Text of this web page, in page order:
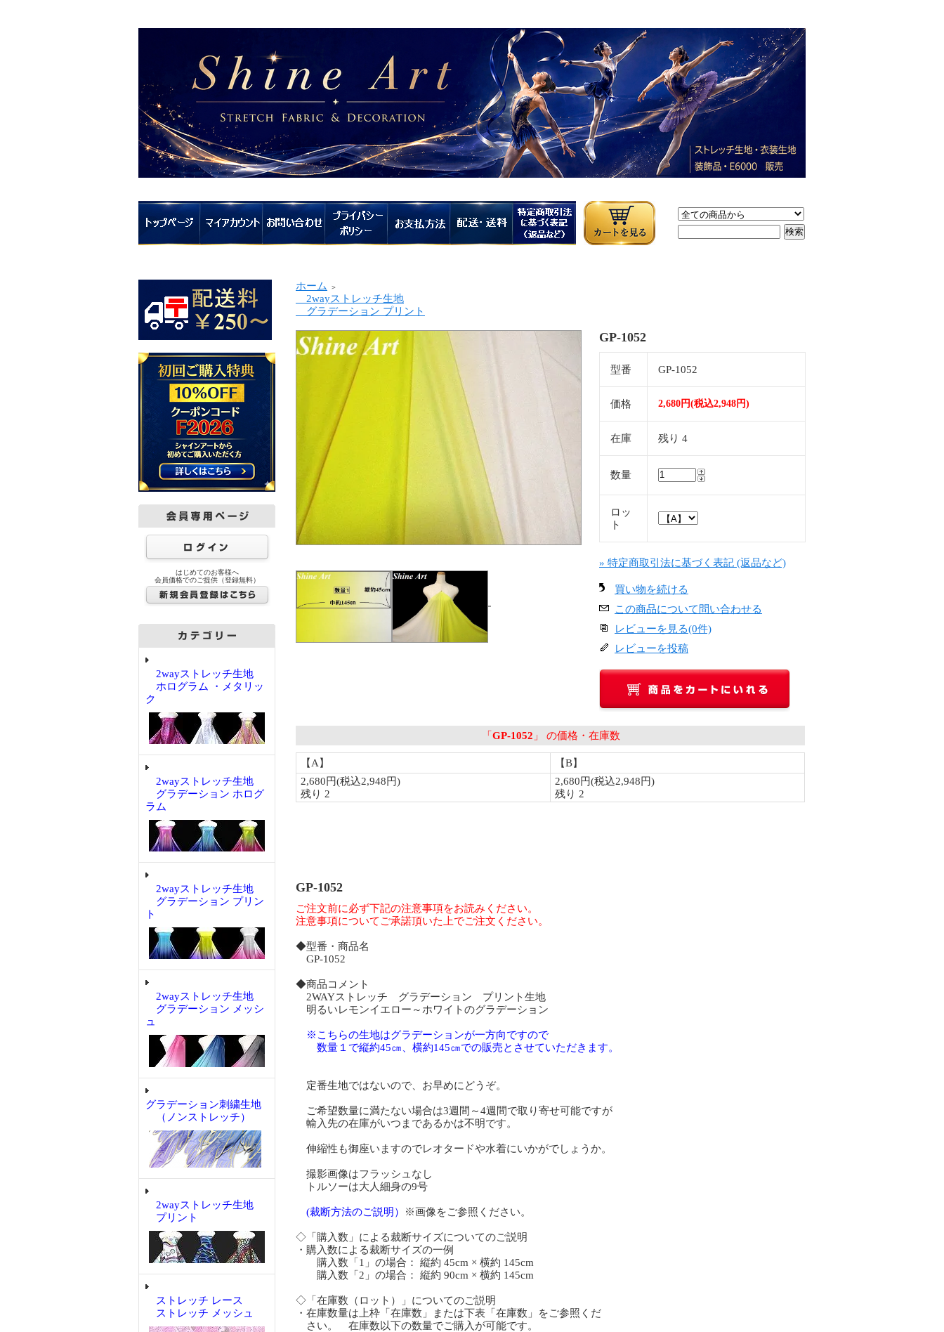
はじめてのお客様へ
会員価格でのご提供（登録無料）
2wayストレッチ生地
ホログラム ・メタリッ
ク
2wayストレッチ生地
グラデーション ホログ
ラム
2wayストレッチ生地
グラデーション プリン
ト
2wayストレッチ生地
グラデーション メッシ
ュ
グラデーション刺繍生地
（ノンストレッチ）
2wayストレッチ生地
プリント
ストレッチ レース
ストレッチ メッシュ
ホーム ＞
2wayストレッチ生地
グラデーション プリント
GP-1052
型番 GP-1052
価格 2,680円(税込2,948円)
在庫 残り 4
数量
ロッ
ト
» 特定商取引法に基づく表記 (返品など)
買い物を続ける
この商品について問い合わせる
レビューを見る(0件)
レビューを投稿
GP-1052
ご注文前に必ず下記の注意事項をお読みください。
注意事項についてご承諾頂いた上でご注文ください。
◆型番・商品名
GP-1052
◆商品コメント
2WAYストレッチ グラデーション プリント生地
明るいレモンイエロー～ホワイトのグラデーション
※こちらの生地はグラデーションが一方向ですので
数量１で縦約45㎝、横約145㎝での販売とさせていただきます。
定番生地ではないので、お早めにどうぞ。
ご希望数量に満たない場合は3週間～4週間で取り寄せ可能ですが
輸入先の在庫がいつまであるかは不明です。
伸縮性も御座いますのでレオタードや水着にいかがでしょうか。
撮影画像はフラッシュなし
トルソーは大人細身の9号
(裁断方法のご説明） ※画像をご参照ください。
◇「購入数」による裁断サイズについてのご説明
・購入数による裁断サイズの一例
購入数「1」の場合： 縦約 45cm × 横約 145cm
購入数「2」の場合： 縦約 90cm × 横約 145cm
◇「在庫数（ロット）」についてのご説明
・在庫数量は上枠「在庫数」または下表「在庫数」をご参照くだ
さい。 在庫数以下の数量でご購入が可能です。